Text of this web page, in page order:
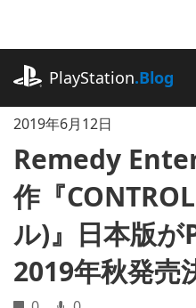
に
キ
ッ
プ
PlayStation.Blog
2019年6月12日
Remedy
作『
ル)』日本版が
2019年秋発売